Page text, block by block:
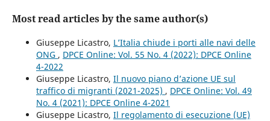
Most read articles by the same author(s)
Giuseppe Licastro, L’Italia chiude i porti alle navi delle
ONG , DPCE Online: Vol. 55 No. 4 (2022): DPCE Online
4-2022
Giuseppe Licastro, Il nuovo piano d’azione UE sul
traffico di migranti (2021-2025) , DPCE Online: Vol. 49
No. 4 (2021): DPCE Online 4-2021
Giuseppe Licastro, Il regolamento di esecuzione (UE)